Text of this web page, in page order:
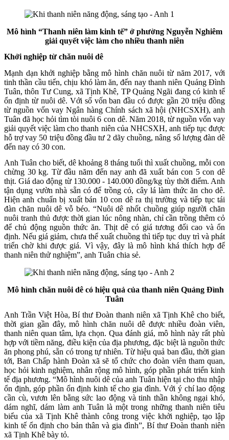
Mô hình “Thanh niên làm kinh tế” ở phường Nguyễn Nghiêm
giải quyết việc làm cho nhiều thanh niên
Khởi nghiệp từ chăn nuôi dê
Mạnh dạn khởi nghiệp bằng mô hình chăn nuôi từ năm 2017, với
tinh thần cầu tiến, chịu khó làm ăn, đến nay thanh niên Quảng Đình
Tuân, thôn Tư Cung, xã Tịnh Khê, TP Quảng Ngãi đang có kinh tế
ổn định từ nuôi dê. Với số vốn ban đầu có được gần 20 triệu đồng
từ nguồn vốn vay Ngân hàng Chính sách xã hội (NHCSXH), anh
Tuân đã học hỏi tìm tòi nuôi 6 con dê. Năm 2018, từ nguồn vốn vay
giải quyết việc làm cho thanh niên của NHCSXH, anh tiếp tục được
hỗ trợ vay 50 triệu đồng đầu tư 2 dãy chuồng, nâng số lượng đàn dê
đến nay có 30 con.
Anh Tuân cho biết, dê khoảng 8 tháng tuổi thì xuất chuồng, mỗi con
chừng 30 kg. Từ đầu năm đến nay anh đã xuất bán con 5 con dê
thịt. Giá dao động từ 130.000 - 140.000 đồng/kg tùy thời điểm. Anh
tận dụng vườn nhà sẵn có để trồng cỏ, cây lá làm thức ăn cho dê.
Hiện anh chuẩn bị xuất bán 10 con dê ra thị trường và tiếp tục tái
đàn chăn nuôi dê vỗ béo. “Nuôi dê nhốt chuồng giúp người chăn
nuôi tranh thủ được thời gian lúc nông nhàn, chỉ cần trồng thêm cỏ
để chủ động nguồn thức ăn. Thịt dê có giá tương đối cao và ổn
định. Nếu giá giảm, chưa thể xuất chuồng thì tiếp tục duy trì và phát
triển chờ khi được giá. Vì vậy, đây là mô hình khá thích hợp để
thanh niên thử nghiệm”, anh Tuân chia sẻ.
Mô hình chăn nuôi dê có hiệu quả của thanh niên Quảng Đình
Tuân
Anh Trần Việt Hòa, Bí thư Đoàn thanh niên xã Tịnh Khê cho biết,
thời gian gần đây, mô hình chăn nuôi dê được nhiều đoàn viên,
thanh niên quan tâm, lựa chọn. Qua đánh giá, mô hình này rất phù
hợp với tiềm năng, điều kiện của địa phương, đặc biệt là nguồn thức
ăn phong phú, sẵn có trong tự nhiên. Từ hiệu quả ban đầu, thời gian
tới, Ban Chấp hành Đoàn xã sẽ tổ chức cho đoàn viên tham quan,
học hỏi kinh nghiệm, nhân rộng mô hình, góp phần phát triển kinh
tế địa phương. “Mô hình nuôi dê của anh Tuân hiện tại cho thu nhập
ổn định, góp phần ổn định kinh tế cho gia đình. Với ý chí lao động
cần cù, vươn lên bằng sức lao động và tinh thần không ngại khó,
dám nghĩ, dám làm anh Tuân là một trong những thanh niên tiêu
biểu của xã Tịnh Khê thành công trong việc khởi nghiệp, tạo lập
kinh tế ổn định cho bản thân và gia đình”, Bí thư Đoàn thanh niên
xã Tịnh Khê bày tỏ.